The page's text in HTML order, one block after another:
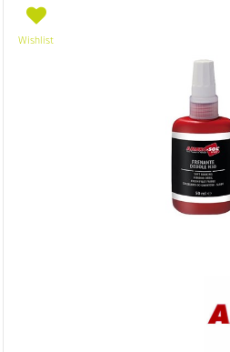
Wishlist